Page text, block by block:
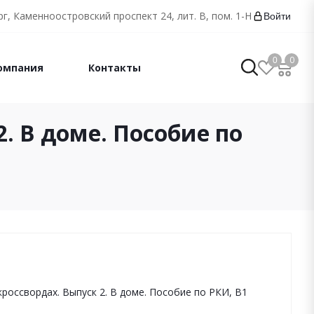
Каменноостровский проспект 24, лит. В, пом. 1-Н Войти
Контакты
0 0
В доме. Пособие по
Выпуск 2. В доме. Пособие по РКИ, B1